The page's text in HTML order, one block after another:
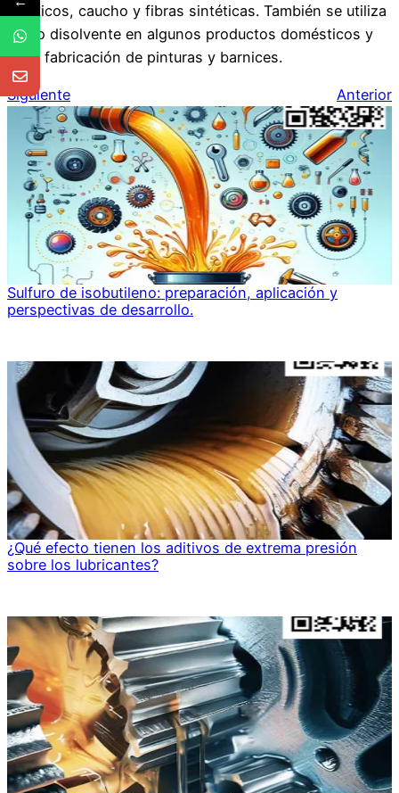
plásticos, caucho y fibras sintéticas. También se utiliza
como disolvente en algunos productos domésticos y
en la fabricación de pinturas y barnices.
Siguiente Anterior
Sulfuro de isobutileno: preparación, aplicación y
perspectivas de desarrollo.
¿Qué efecto tienen los aditivos de extrema presión
sobre los lubricantes?